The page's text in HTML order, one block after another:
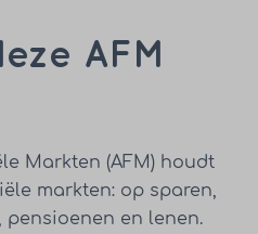
AFM
Markten (AFM) houdt
markten: op sparen,
pensioenen en lenen.